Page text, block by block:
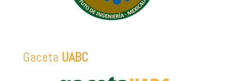
Gaceta UABC